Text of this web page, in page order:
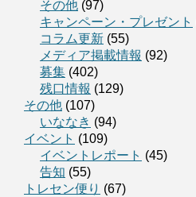
その他 (97)
キャンペーン・プレゼント
コラム更新 (55)
メディア掲載情報 (92)
募集 (402)
残口情報 (129)
その他 (107)
いななき (94)
イベント (109)
イベントレポート (45)
告知 (55)
トレセン便り (67)